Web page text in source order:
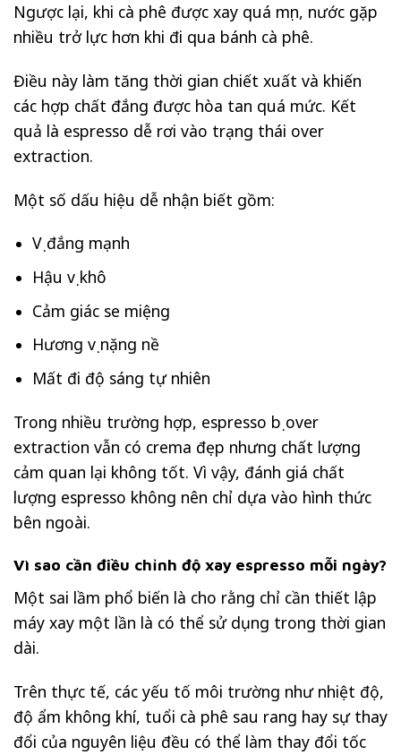
Ngược lại, khi cà phê được xay quá mịn, nước gặp
nhiều trở lực hơn khi đi qua bánh cà phê.
Điều này làm tăng thời gian chiết xuất và khiến
các hợp chất đắng được hòa tan quá mức. Kết
quả là espresso dễ rơi vào trạng thái over
extraction.
Một số dấu hiệu dễ nhận biết gồm:
Vị đắng mạnh
Hậu vị khô
Cảm giác se miệng
Hương vị nặng nề
Mất đi độ sáng tự nhiên
Trong nhiều trường hợp, espresso bị over
extraction vẫn có crema đẹp nhưng chất lượng
cảm quan lại không tốt. Vì vậy, đánh giá chất
lượng espresso không nên chỉ dựa vào hình thức
bên ngoài.
Vì sao cần điều chỉnh độ xay espresso mỗi ngày?
Một sai lầm phổ biến là cho rằng chỉ cần thiết lập
máy xay một lần là có thể sử dụng trong thời gian
dài.
Trên thực tế, các yếu tố môi trường như nhiệt độ,
độ ẩm không khí, tuổi cà phê sau rang hay sự thay
đổi của nguyên liệu đều có thể làm thay đổi tốc